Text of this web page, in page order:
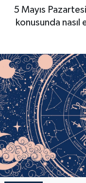
5 Mayıs
konusunda